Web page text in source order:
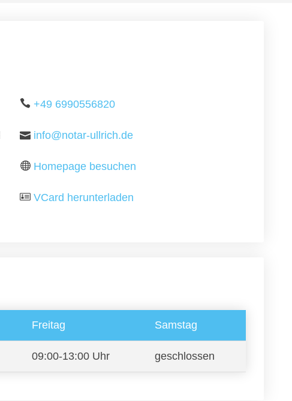
+49 6990556820
info@notar-ullrich.de
Homepage besuchen
VCard herunterladen
Freitag Samstag
09:00-13:00 Uhr geschlossen